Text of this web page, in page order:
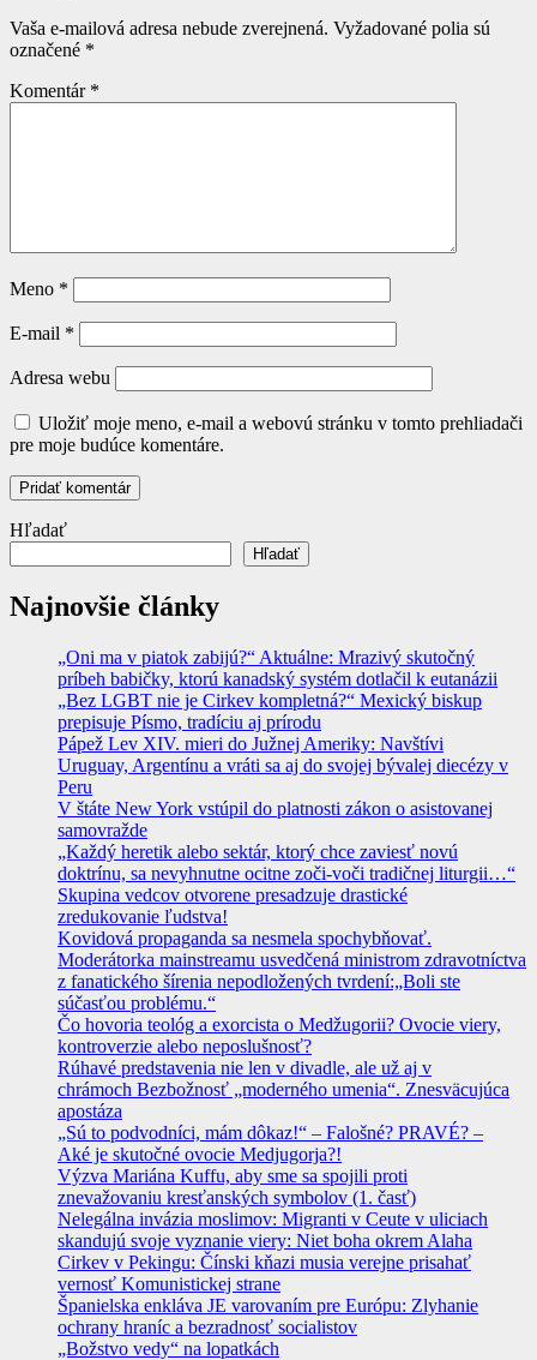
Vaša e-mailová adresa nebude zverejnená. Vyžadované polia sú
označené *
Komentár *
Meno *
E-mail *
Adresa webu
Uložiť moje meno, e-mail a webovú stránku v tomto prehliadači
pre moje budúce komentáre.
Hľadať
Hľadať
Najnovšie články
„Oni ma v piatok zabijú?“ Aktuálne: Mrazivý skutočný
príbeh babičky, ktorú kanadský systém dotlačil k eutanázii
„Bez LGBT nie je Cirkev kompletná?“ Mexický biskup
prepisuje Písmo, tradíciu aj prírodu
Pápež Lev XIV. mieri do Južnej Ameriky: Navštívi
Uruguay, Argentínu a vráti sa aj do svojej bývalej diecézy v
Peru
V štáte New York vstúpil do platnosti zákon o asistovanej
samovražde
„Každý heretik alebo sektár, ktorý chce zaviesť novú
doktrínu, sa nevyhnutne ocitne zoči-voči tradičnej liturgii…“
Skupina vedcov otvorene presadzuje drastické
zredukovanie ľudstva!
Kovidová propaganda sa nesmela spochybňovať.
Moderátorka mainstreamu usvedčená ministrom zdravotníctva
z fanatického šírenia nepodložených tvrdení:„Boli ste
súčasťou problému.“
Čo hovoria teológ a exorcista o Medžugorii? Ovocie viery,
kontroverzie alebo neposlušnosť?
Rúhavé predstavenia nie len v divadle, ale už aj v
chrámoch Bezbožnosť „moderného umenia“. Znesväcujúca
apostáza
„Sú to podvodníci, mám dôkaz!“ – Falošné? PRAVÉ? –
Aké je skutočné ovocie Medjugorja?!
Výzva Mariána Kuffu, aby sme sa spojili proti
znevažovaniu kresťanských symbolov (1. časť)
Nelegálna invázia moslimov: Migranti v Ceute v uliciach
skandujú svoje vyznanie viery: Niet boha okrem Alaha
Cirkev v Pekingu: Čínski kňazi musia verejne prisahať
vernosť Komunistickej strane
Španielska enkláva JE varovaním pre Európu: Zlyhanie
ochrany hraníc a bezradnosť socialistov
„Božstvo vedy“ na lopatkách